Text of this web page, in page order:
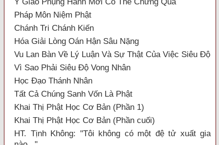
Pháp Môn Niệm Phật
Chánh Tri Chánh Kiến
Hóa Giải Lòng Oán Hận Sâu Nặng
Vu Lan Bàn Về Lý Luận Và Sự Thật Của Việc Siêu Độ
Vì Sao Phải Siêu Độ Vong Nhân
Học Đạo Thánh Nhân
Tất Cả Chúng Sanh Vốn Là Phật
Khai Thị Phật Học Cơ Bản (Phần 1)
Khai Thị Phật Học Cơ Bản (Phần cuối)
HT. Tịnh Không: "Tôi không có một đệ tử xuất gia